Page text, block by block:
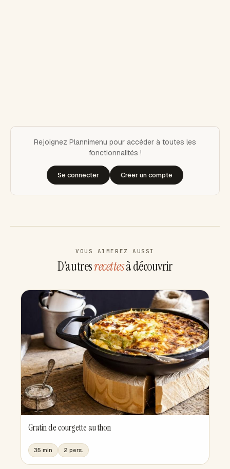
Rejoignez Plannimenu pour accéder à toutes les
fonctionnalités !
Se connecter Créer un compte
VOUS AIMEREZ AUSSI
D’autresrecettesà découvrir
Gratin de courgette au thon
35 min 2 pers.